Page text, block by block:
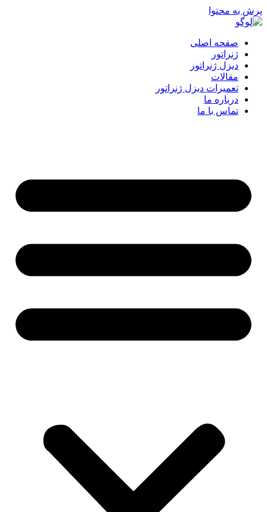
پرش به محتوا
صفحه اصلی
ژنراتور
دیزل ژنراتور
مقالات
تعمیرات دیزل ژنراتور
درباره ما
تماس با ما